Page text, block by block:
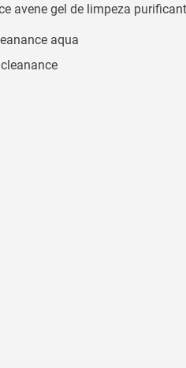
avene gel de limpeza
aqua